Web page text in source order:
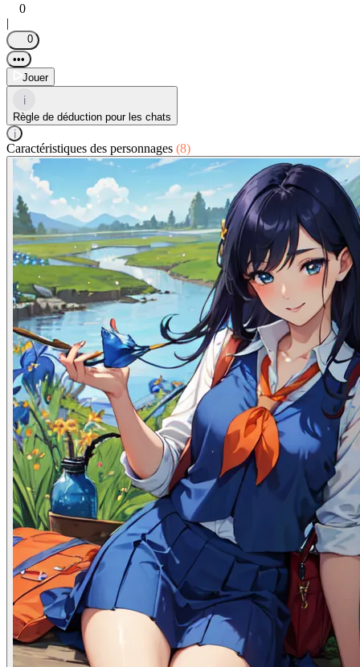
0
|
0
•••
Jouer
i
Règle de déduction pour les chats
i
Caractéristiques des personnages (8)